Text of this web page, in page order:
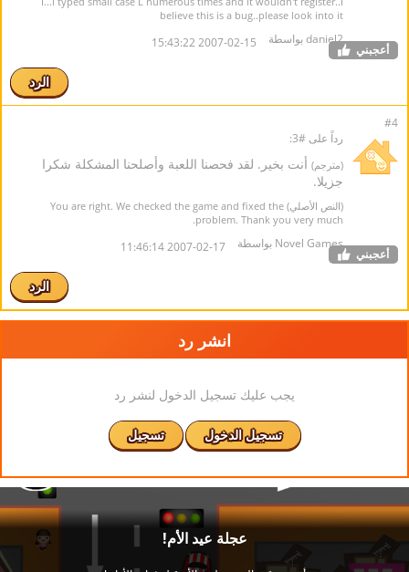
believe this is a bug..please look into it
daniel2 بواسطة 2007-02-15 15:43:22 أعجبني
الرد
#4
رداً على #3:
(مترجم) أنت بخير. لقد فحصنا اللعبة وأصلحنا المشكلة شكرا
جزيلا.
(النص الأصلي) You are right. We checked the game and fixed the
problem. Thank you very much.
Novel Games بواسطة 2007-02-17 11:46:14 أعجبني
الرد
انشر رد
يجب عليك تسجيل الدخول لنشر رد
تسجيل الدخول تسجيل